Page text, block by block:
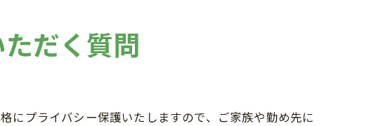
だく質問
にプライバシー保護いたしますので、ご家族や勤め先に